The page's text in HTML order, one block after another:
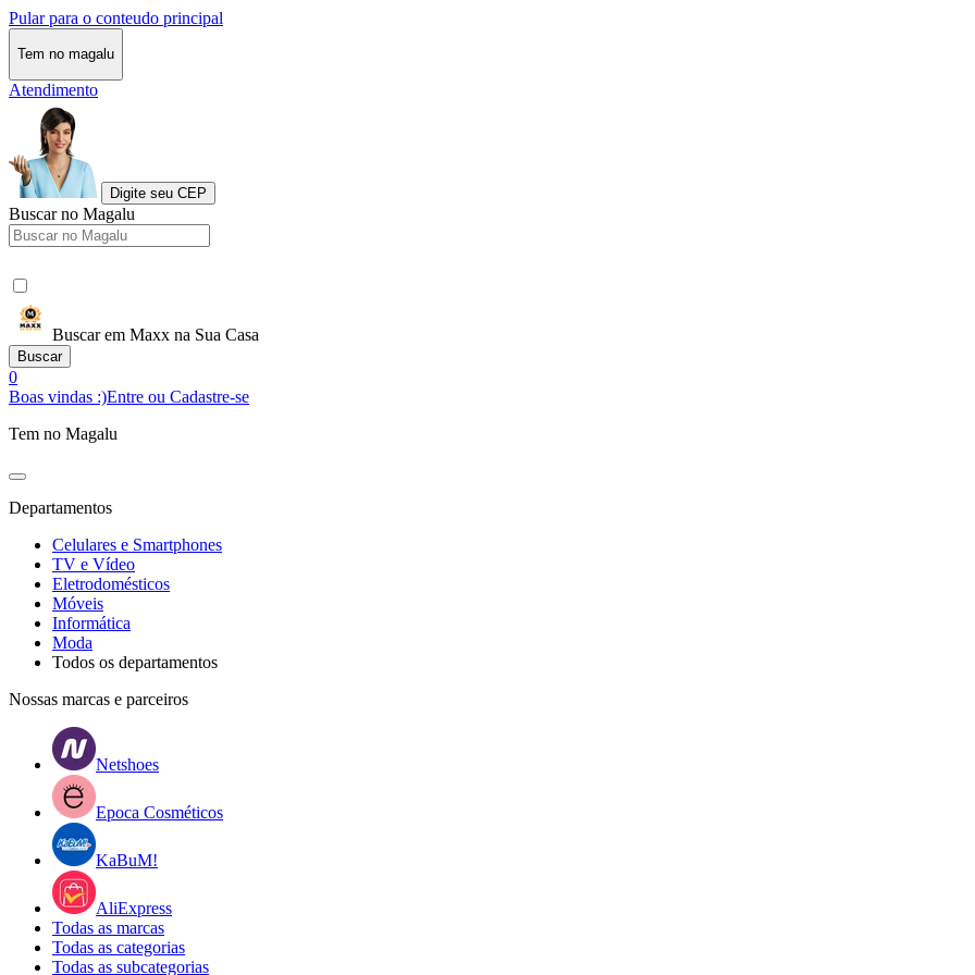
Pular para o conteudo principal
Tem no magalu
Atendimento
Digite seu CEP
Buscar no Magalu
Buscar em Maxx na Sua Casa
Buscar
0
Boas vindas :)Entre ou Cadastre-se
Tem no Magalu
Departamentos
Celulares e Smartphones
TV e Vídeo
Eletrodomésticos
Móveis
Informática
Moda
Todos os departamentos
Nossas marcas e parceiros
Netshoes
Epoca Cosméticos
KaBuM!
AliExpress
Todas as marcas
Todas as categorias
Todas as subcategorias